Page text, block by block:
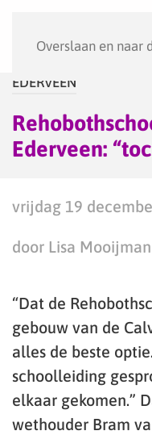
Overslaan en naar
EDERVEEN
Ederveen:
vrijdag 19
door Lisa Mooijman
“Dat de
gebouw van de
alles de beste
schoolleiding
elkaar gekomen.”
wethouder Bram